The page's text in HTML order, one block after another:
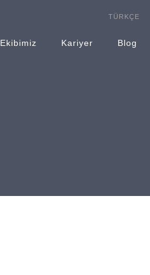
TÜRKÇE
Ekibimiz Kariyer Blog